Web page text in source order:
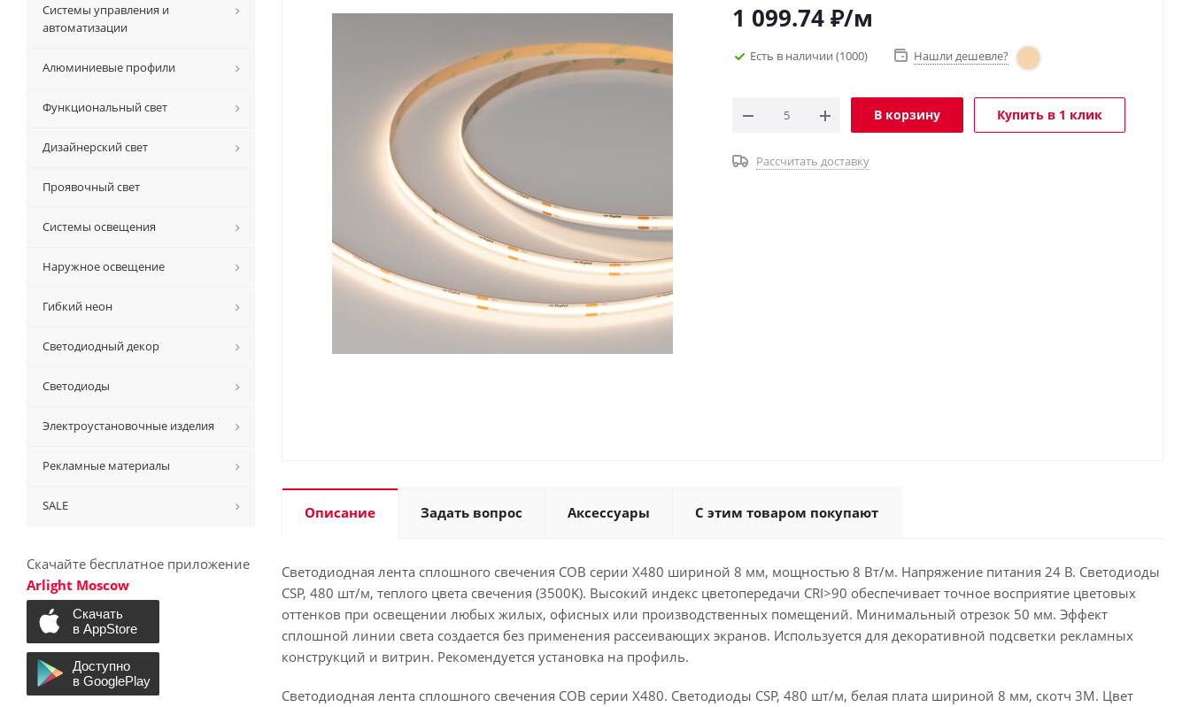
1 099.74₽/м
Есть в наличии (1000) Нашли дешевле?
В корзину Купить в 1 клик
Рассчитать доставку
Описание Задать вопрос Аксессуары С этим товаром покупают
Светодиодная лента сплошного свечения COB серии X480 шириной 8 мм, мощностью 8 Вт/м. Напряжение питания 24 В. Светодиоды
CSP, 480 шт/м, теплого цвета свечения (3500K). Высокий индекс цветопередачи CRI>90 обеспечивает точное восприятие цветовых
оттенков при освещении любых жилых, офисных или производственных помещений. Минимальный отрезок 50 мм. Эффект
сплошной линии света создается без применения рассеивающих экранов. Используется для декоративной подсветки рекламных
конструкций и витрин. Рекомендуется установка на профиль.
Светодиодная лента сплошного свечения COB серии X480. Светодиоды CSP, 480 шт/м, белая плата шириной 8 мм, скотч 3M. Цвет
Системы управления и
автоматизации
Алюминиевые профили
Функциональный свет
Дизайнерский свет
Проявочный свет
Системы освещения
Наружное освещение
Гибкий неон
Светодиодный декор
Светодиоды
Электроустановочные изделия
Рекламные материалы
SALE
Скачайте бесплатное приложение
Arlight Moscow